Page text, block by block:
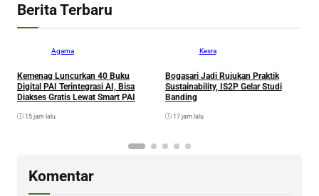
Berita Terbaru
Agama
Kemenag Luncurkan 40 Buku
Digital PAI Terintegrasi AI, Bisa
Diakses Gratis Lewat Smart PAI
15 jam lalu
Kesra
Bogasari Jadi Rujukan Praktik
Sustainability, IS2P Gelar Studi
Banding
17 jam lalu
Komentar